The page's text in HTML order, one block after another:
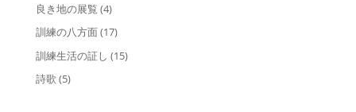
良き地の展覧 (4)
訓練の八方面(17)
訓練生活の証し (15)
詩歌 (5)